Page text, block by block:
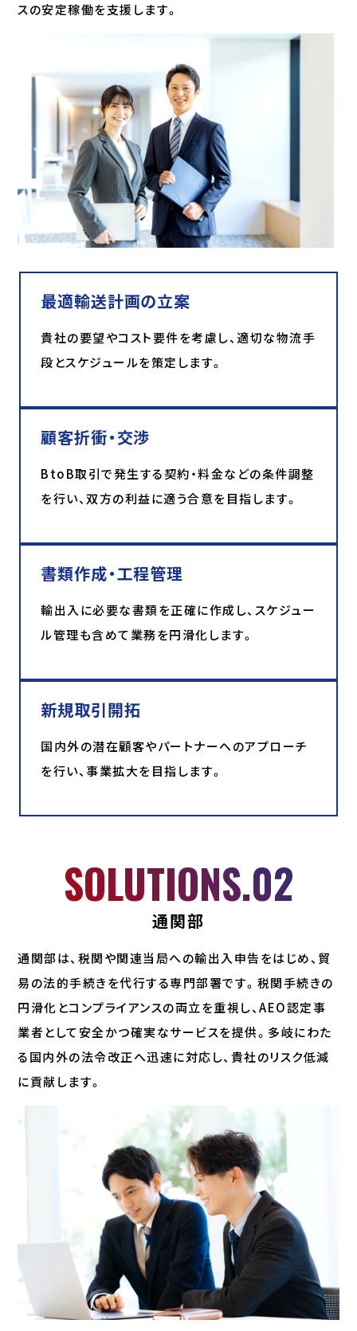
スの安定稼働を支援します。
最適輸送計画の立案
貴社の要望やコスト要件を考慮し、適切な物流手
段とスケジュールを策定します。
顧客折衝・交渉
BtoB取引で発生する契約・料金などの条件調整
を行い、双方の利益に適う合意を目指します。
書類作成・工程管理
輸出入に必要な書類を正確に作成し、スケジュー
ル管理も含めて業務を円滑化します。
新規取引開拓
国内外の潜在顧客やパートナーへのアプローチ
を行い、事業拡大を目指します。
SOLUTIONS.02
通関部
通関部は、税関や関連当局への輸出入申告をはじめ、貿
易の法的手続きを代行する専門部署です。税関手続きの
円滑化とコンプライアンスの両立を重視し、AEO認定事
業者として安全かつ確実なサービスを提供。多岐にわた
る国内外の法令改正へ迅速に対応し、貴社のリスク低減
に貢献します。